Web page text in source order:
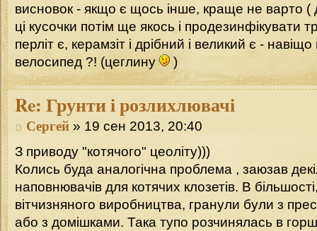
висновок - якщо є щось інше, краще не варто (
ці кусочки потім ще якось і продезинфікувати
перліт є, керамзіт і дрібний і великий є -
велосипед ?! (цеглину
)
Re: Грунти і розлихлювачі
Сергей » 19 сен 2013, 20:40
З приводу "котячого" цеоліту)))
Колись буда аналогічна проблема , заюзав
наповнювачів для котячих клозетів. В
вітчизняного виробництва, гранули були з
або з домішками. Така тупо розчинялась в